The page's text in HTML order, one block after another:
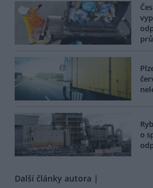
o
Další články autora |